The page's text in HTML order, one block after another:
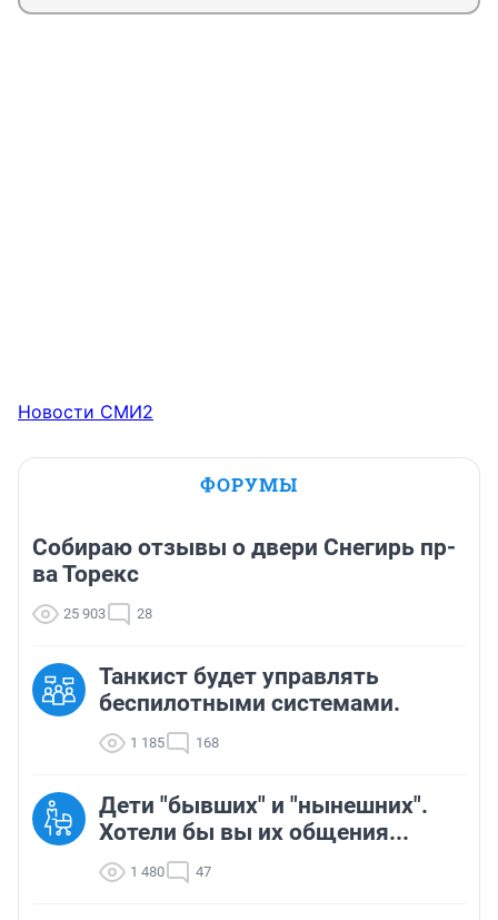
Новости СМИ2
ФОРУМЫ
Собираю отзывы о двери Снегирь пр-
ва Торекс
25 903 28
Танкист будет управлять
беспилотными системами.
1 185 168
Дети "бывших" и "нынешних".
Хотели бы вы их общения...
1 480 47